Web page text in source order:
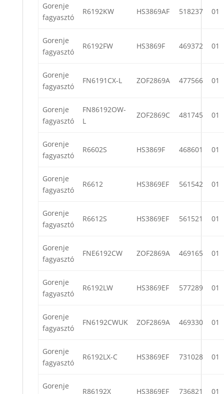
Gorenje
fagyasztó
R6192KW HS3869AF 518237 01
Gorenje
fagyasztó
R6192FW HS3869F 469372 01
Gorenje
fagyasztó
FN6191CX-L ZOF2869A 477566 01
Gorenje
fagyasztó
FN86192OW-
L
ZOF2869C 481745 01
Gorenje
fagyasztó
R6602S HS3869F 468601 01
Gorenje
fagyasztó
R6612 HS3869EF 561542 01
Gorenje
fagyasztó
R6612S HS3869EF 561521 01
Gorenje
fagyasztó
FNE6192CW ZOF2869A 469165 01
Gorenje
fagyasztó
R6192LW HS3869EF 577289 01
Gorenje
fagyasztó
FN6192CWUK ZOF2869A 469330 01
Gorenje
fagyasztó
R6192LX-C HS3869EF 731028 01
Gorenje
R86192X HS3869EF 736821 01